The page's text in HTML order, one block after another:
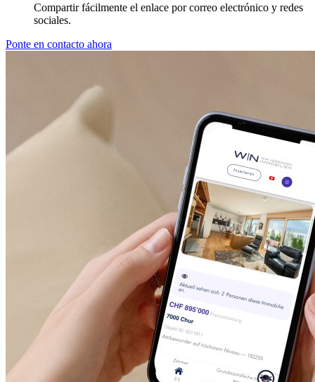
Compartir fácilmente el enlace por correo electrónico y redes
sociales.
Ponte en contacto ahora